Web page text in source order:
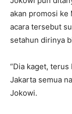
akan promosi ke
acara tersebut
setahun dirinya
“Dia kaget,
Jakarta semua
Jokowi.